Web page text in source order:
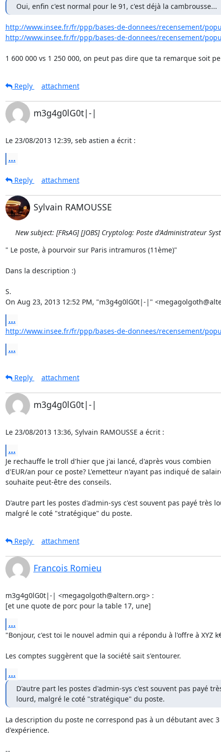
Oui, enfin c'est normal pour le 91, c'est déjà la cambrousse...
http://www.insee.fr/fr/ppp/bases-de-donnees/recensement/
http://www.insee.fr/fr/ppp/bases-de-donnees/recensement/
1 600 000 vs 1 250 000, on peut pas dire que ta remarque soit
Reply attachment
m3g4g0lG0t|-|
Le 23/08/2013 12:39, seb astien a écrit :
...
Reply attachment
Sylvain RAMOUSSE
New subject: [FRsAG] [JOBS] Cryptolog: Poste d'Administrateur
" Le poste, à pourvoir sur Paris intramuros (11ème)"
Dans la description :)
S.
On Aug 23, 2013 12:52 PM, "m3g4g0lG0t|-|"
...
http://www.insee.fr/fr/ppp/bases-de-donnees/recensement/
...
Reply attachment
m3g4g0lG0t|-|
Le 23/08/2013 13:36, Sylvain RAMOUSSE a écrit :
...
Je rechauffe le troll d'hier que j'ai lancé, d'après vous combien
d'EUR/an pour ce poste? L'emetteur n'ayant pas indiqué de
souhaite peut-être des conseils.
D'autre part les postes d'admin-sys c'est souvent pas payé très
malgré le coté "stratégique" du poste.
Reply attachment
Francois Romieu
m3g4g0lG0t|-| <megagolgoth@altern.org> :
[et une quote de porc pour la table 17, une]
...
"Bonjour, c'est toi le nouvel admin qui a répondu à l'offre à XYZ
Les comptes suggèrent que la société sait s'entourer.
...
D'autre part les postes d'admin-sys c'est souvent pas payé
lourd, malgré le coté "stratégique" du poste.
La description du poste ne correspond pas à un débutant avec 3
d'expérience.
--